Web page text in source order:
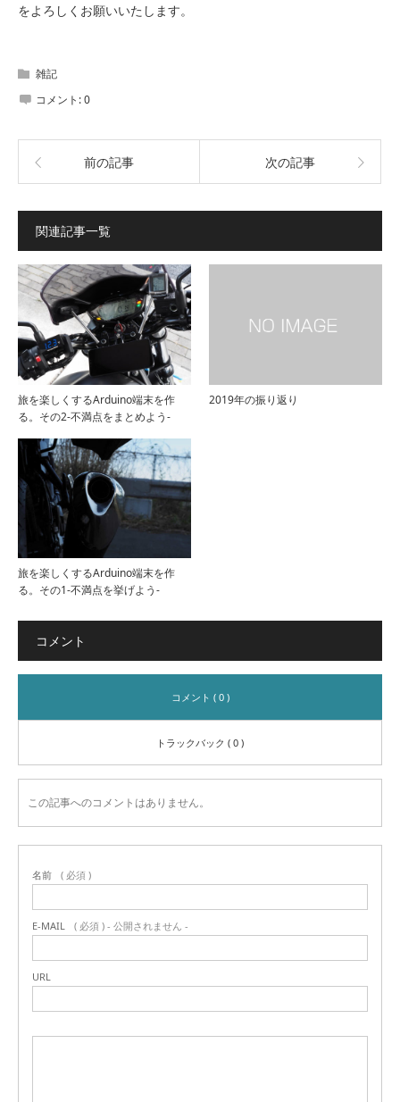
をよろしくお願いいたします。
雑記
コメント:0
前の記事 次の記事
関連記事一覧
旅を楽しくするArduino端末を作
る。その2-不満点をまとめよう-
2019年の振り返り
旅を楽しくするArduino端末を作
る。その1-不満点を挙げよう-
コメント
コメント ( 0 )
トラックバック ( 0 )
この記事へのコメントはありません。
名前 ( 必須 )
E-MAIL ( 必須 ) - 公開されません -
URL